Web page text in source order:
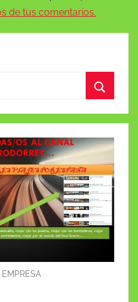
de tus comentarios.
EMPRESA